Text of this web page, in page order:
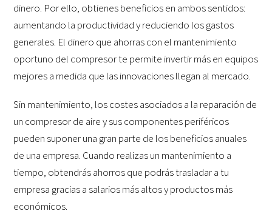
dinero. Por ello, obtienes beneficios en ambos sentidos:
aumentando la productividad y reduciendo los gastos
generales. El dinero que ahorras con el mantenimiento
oportuno del compresor te permite invertir más en equipos
mejores a medida que las innovaciones llegan al mercado.
Sin mantenimiento, los costes asociados a la reparación de
un compresor de aire y sus componentes periféricos
pueden suponer una gran parte de los beneficios anuales
de una empresa. Cuando realizas un mantenimiento a
tiempo, obtendrás ahorros que podrás trasladar a tu
empresa gracias a salarios más altos y productos más
económicos.